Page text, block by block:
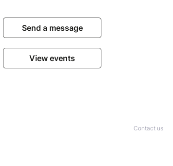
Send a message
View events
Contact us